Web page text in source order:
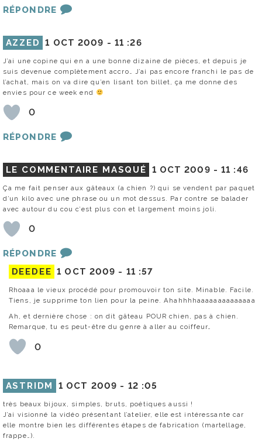
RÉPONDRE
AZZED 1 OCT 2009 - 11 :26
J’ai une copine qui en a une bonne dizaine de pièces, et depuis je
suis devenue complètement accro… J’ai pas encore franchi le pas de
l’achat, mais on va dire qu’en lisant ton billet, ça me donne des
envies pour ce week end
0
RÉPONDRE
LE COMMENTAIRE MASQUÉ 1 OCT 2009 -11 :46
Ça me fait penser aux gâteaux (a chien ?) qui se vendent par paquet
d’un kilo avec une phrase ou un mot dessus. Par contre se balader
avec autour du cou c’est plus con et largement moins joli.
0
RÉPONDRE
DEEDEE 1 OCT 2009 - 11 :57
Rhoaaa le vieux procédé pour promouvoir ton site. Minable. Facile.
Tiens, je supprime ton lien pour la peine. Ahahhhhaaaaaaaaaaaaaa
Ah, et dernière chose : on dit gâteau POUR chien, pas à chien.
Remarque, tu es peut-être du genre à aller au coiffeur…
0
ASTRIDM 1 OCT 2009 - 12 :05
très beaux bijoux, simples, bruts, poétiques aussi !
J’ai visionné la vidéo présentant l’atelier, elle est intéressante car
elle montre bien les différentes étapes de fabrication (martellage,
frappe…).